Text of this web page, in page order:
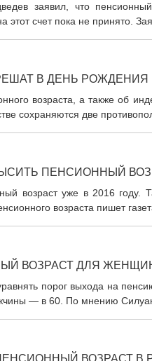
заявил, что
счет пока не принято.
В ДЕНЬ РОЖДЕНИЯ
возраста, а также об
сохраняются две
ПЕНСИОННЫЙ
возраст уже в 2016 году.
возраста пишет
ВОЗРАСТ ДЛЯ
порог выхода на
— в 60. По мнению
ВОЗРАСТ В